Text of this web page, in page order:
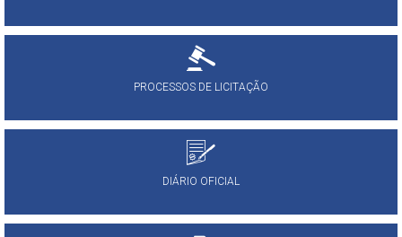
PROCESSOS DE LICITAÇÃO
DIÁRIO OFICIAL